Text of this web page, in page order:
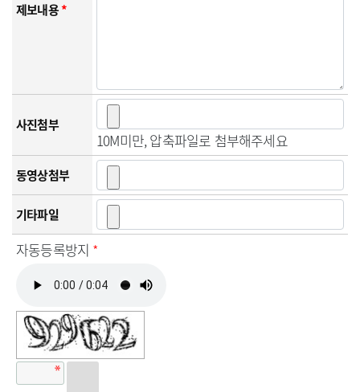
제보내용*
사진첨부
10M미만, 압축파일로 첨부해주세요
동영상첨부
기타파일
자동등록방지 *